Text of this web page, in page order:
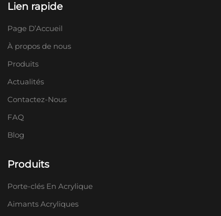
Lien rapide
Page D’Accueil
À propos de nous
Produits
Actualités
Contactez-Nous
FAQ
Blog
Produits
Porte-clés En Acrylique
Aimants Acryliques